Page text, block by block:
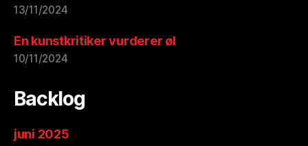
13/11/2024
En kunstkritiker vurderer øl
10/11/2024
Backlog
juni 2025